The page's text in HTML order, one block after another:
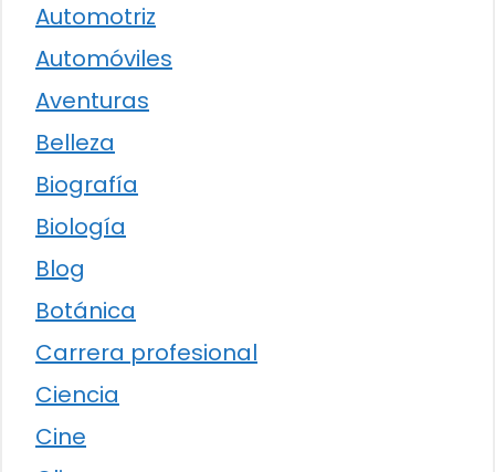
Automotriz
Automóviles
Aventuras
Belleza
Biografía
Biología
Blog
Botánica
Carrera profesional
Ciencia
Cine